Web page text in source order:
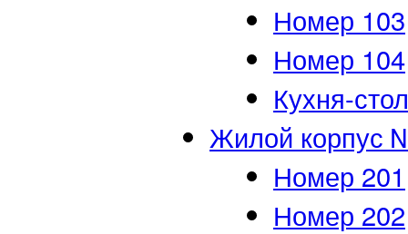
Номер 103
Номер 104
Кухня-
Жилой корпус
Номер 201
Номер 202